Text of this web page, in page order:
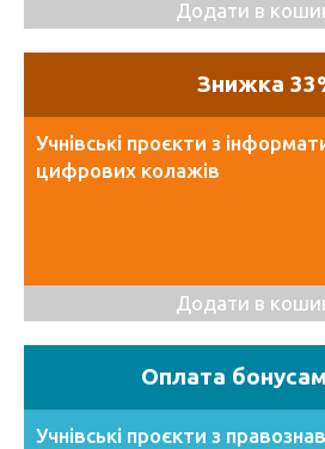
Додати в
Знижка
Учнівські проєкти з
цифрових колажів
Додати в
Оплата
Учнівські проєкти з